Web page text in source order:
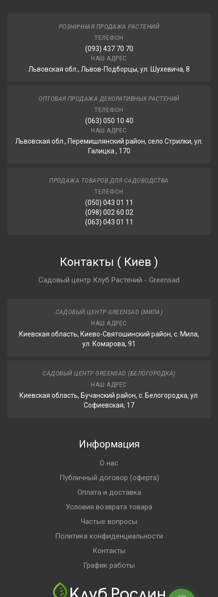
РОЗНИЧНАЯ ПРОДАЖА РАСТЕНИЙ
ТЕЛЕФОН
(093) 437 70 70
НАШ АДРЕС
Львовская обл., Львов-Подборцы, ул. Шухевича, 8
ОПТОВАЯ ПРОДАЖА ДЕКОРАТИВНЫХ РАСТЕНИЙ
ТЕЛЕФОН
(063) 050 10 40
НАШ АДРЕС
Львовская обл., Перемишлянский район, село Стрилки, ул.
Галицка , 170
ПРОДАЖА ТОВАРОВ ДЛЯ САДОВОДСТВА
ТЕЛЕФОН
(050) 043 01 11
(098) 002 60 02
(063) 043 01 11
Контакты ( Киев )
Садовый центр Клуб Растений - Greensad
САДОВЫЙ ЦЕНТР GREENSAD (МИЛА)
НАШ АДРЕС
Киевская область, Киево-Святошинский район, с. Мила,
ул. Комарова, 91
САДОВЫЙ ЦЕНТР GREENSAD (БЕЛОГОРОДКА)
НАШ АДРЕС
Киевская область, Бучанский район, с. Белогородка, ул.
Софиевская, 17
Информация
О нас
Публичный договор (оферта)
Оплата и доставка
Условия возврата товара
Частые вопросы
Политика конфиденциальности
Контакты
График работы